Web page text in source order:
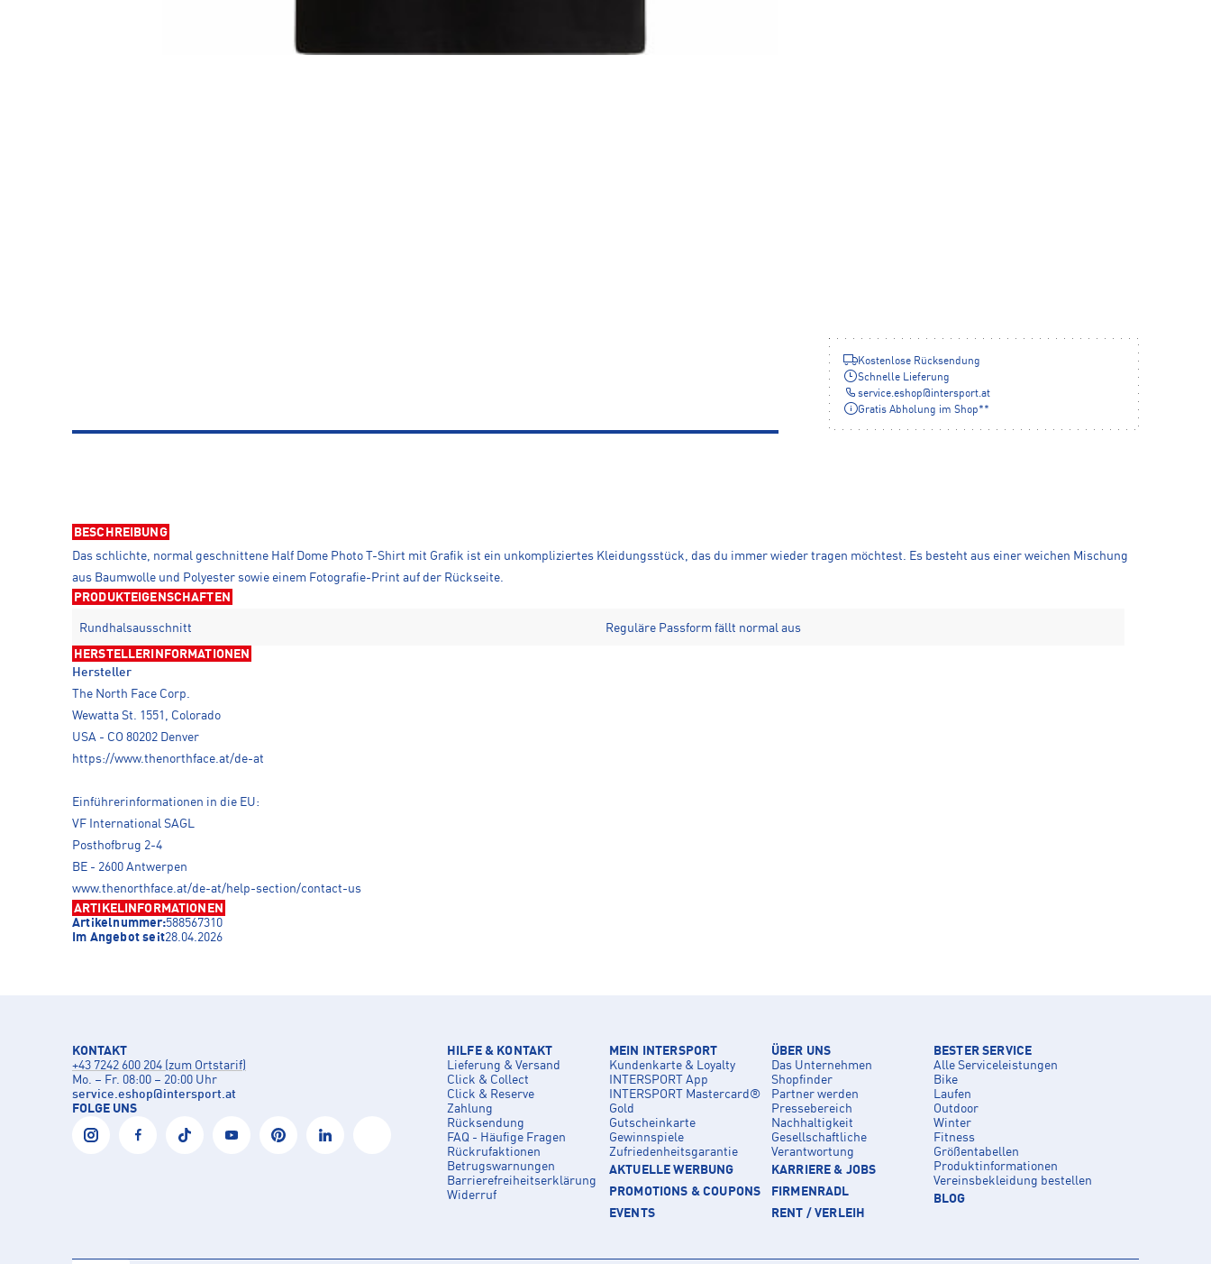
Kostenlose Rücksendung
Schnelle Lieferung
service.eshop@intersport.at
Gratis Abholung im Shop**
BESCHREIBUNG
Das schlichte, normal geschnittene Half Dome Photo T-Shirt mit Grafik ist ein unkompliziertes Kleidungsstück, das du immer wieder tragen möchtest. Es besteht aus einer weichen Mischung
aus Baumwolle und Polyester sowie einem Fotografie-Print auf der Rückseite.
PRODUKTEIGENSCHAFTEN
Rundhalsausschnitt Reguläre Passform fällt normal aus
HERSTELLERINFORMATIONEN
Hersteller
The North Face Corp.
Wewatta St. 1551, Colorado
USA - CO 80202 Denver
https://www.thenorthface.at/de-at
Einführerinformationen in die EU:
VF International SAGL
Posthofbrug 2-4
BE - 2600 Antwerpen
www.thenorthface.at/de-at/help-section/contact-us
ARTIKELINFORMATIONEN
Artikelnummer:588567310
Im Angebot seit28.04.2026
KONTAKT
+43 7242 600 204 (zum Ortstarif)
Mo. – Fr. 08:00 – 20:00 Uhr
service.eshop@intersport.at
FOLGE UNS
HILFE & KONTAKT
Lieferung & Versand
Click & Collect
Click & Reserve
Zahlung
Rücksendung
FAQ - Häufige Fragen
Rückrufaktionen
Betrugswarnungen
Barrierefreiheitserklärung
Widerruf
MEIN INTERSPORT
Kundenkarte & Loyalty
INTERSPORT App
INTERSPORT Mastercard®
Gold
Gutscheinkarte
Gewinnspiele
Zufriedenheitsgarantie
AKTUELLE WERBUNG
PROMOTIONS & COUPONS
EVENTS
ÜBER UNS
Das Unternehmen
Shopfinder
Partner werden
Pressebereich
Nachhaltigkeit
Gesellschaftliche
Verantwortung
KARRIERE & JOBS
FIRMENRADL
RENT / VERLEIH
BESTER SERVICE
Alle Serviceleistungen
Bike
Laufen
Outdoor
Winter
Fitness
Größentabellen
Produktinformationen
Vereinsbekleidung bestellen
BLOG